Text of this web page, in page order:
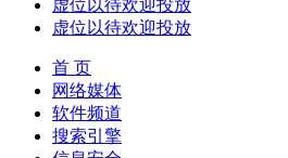
虚位以待欢迎投放
虚位以待欢迎投放
首 页
网络媒体
软件频道
搜索引擎